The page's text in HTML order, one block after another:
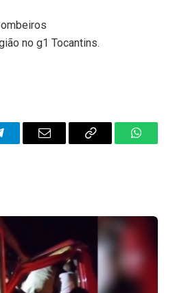
no g1 Tocantins.
Email
Copy